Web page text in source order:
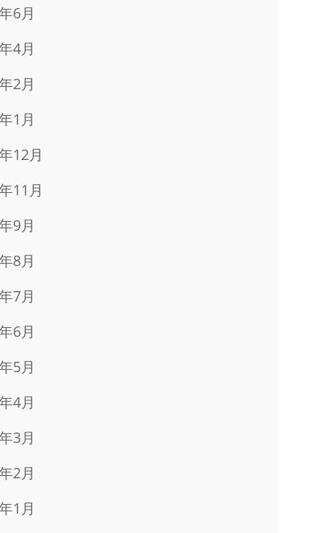
6月
4月
2月
1月
12月
11月
9月
8月
7月
6月
5月
4月
3月
2月
1月